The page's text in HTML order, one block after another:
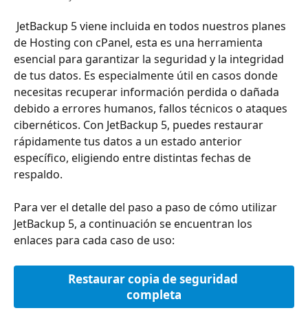
de Hosting con cPanel, esta es una herramienta
esencial para garantizar la seguridad y la integridad
de tus datos. Es especialmente útil en casos donde
necesitas recuperar información perdida o dañada
debido a errores humanos, fallos técnicos o ataques
cibernéticos. Con JetBackup 5, puedes restaurar
rápidamente tus datos a un estado anterior
específico, eligiendo entre distintas fechas de
respaldo.
Para ver el detalle del paso a paso de cómo utilizar
JetBackup 5, a continuación se encuentran los
enlaces para cada caso de uso:
Restaurar copia de seguridad
completa